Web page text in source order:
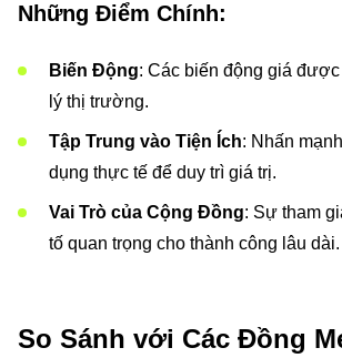
Những Điểm Chính:
Biến Động: Các biến động giá
lý thị trường.
Tập Trung vào Tiện Ích: Nhấn
dụng thực tế để duy trì giá trị.
Vai Trò của Cộng Đồng: Sự tham
tố quan trọng cho thành công lâu dài.
So Sánh với Các Đồng